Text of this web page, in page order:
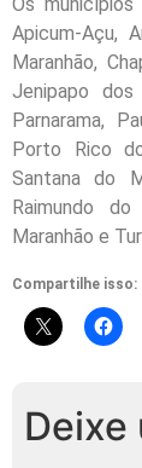
Apicum-Açu,
Maranhão,
Jenipapo
Parnarama,
Porto Rico
Santana do
Raimundo
Maranhão e
Compartilhe isso:
Deixe